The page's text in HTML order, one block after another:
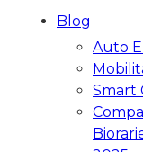
Blog
Auto
Smart